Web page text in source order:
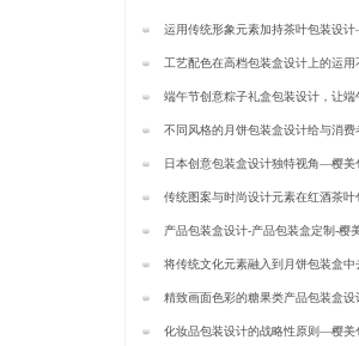
运用传统形象元素加持茶叶包装设
工艺配色在高档包装盒设计上的运
樱美包装
端午节创意粽子礼盒包装设计，让端
不同风格的月饼包装盒设计给与消费
择——樱美包装
日本创意包装盒设计独特视角—樱美
传统图案与时尚设计元素在红酒茶叶
设计中的创新运用【樱美包装】
产品包装盒设计-产品包装盒定制-樱
星工艺,产品奢侈品包装盒厂家
将传统文化元素融入到月饼包装盒
包装
精致画面色彩的糖果类产品包装盒设
装
化妆品包装设计的战略性原则—樱美